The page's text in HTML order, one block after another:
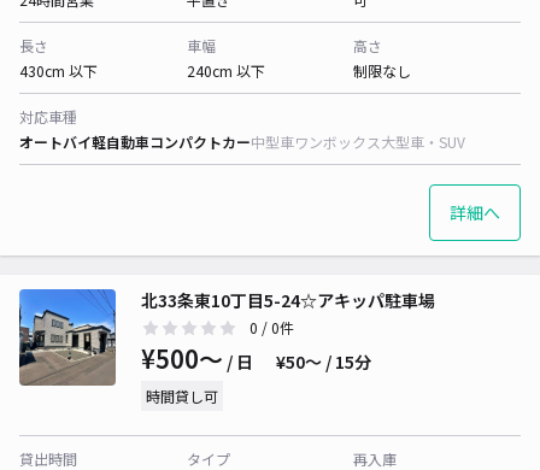
長さ
430cm 以下
車幅
240cm 以下
高さ
制限なし
対応車種
オートバイ軽自動車コンパクトカー中型車ワンボックス大型車・SUV
詳細へ
北33条東10丁目5-24☆アキッパ駐車場
0 / 0件
¥500〜 / 日 ¥50〜 / 15分
時間貸し可
貸出時間
タイプ
再入庫